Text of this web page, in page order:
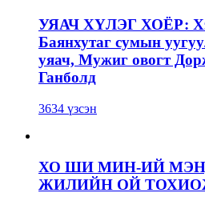
УЯАЧ ХҮЛЭГ ХОЁР:
Баянхутаг сумын
уяач, Мужиг овогт
Ганболд
3634 үзсэн
ХО ШИ МИН-ИЙ
ЖИЛИЙН ОЙ